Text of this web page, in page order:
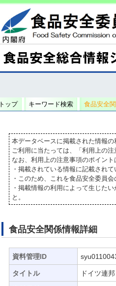
トップ キーワード検索 食品安全
本データベースに掲載された情報
ご利用に当たっては、「利用上の
なお、利用上の注意事項のポイント
・掲載されている情報に記載され
・このため、これを食品安全委員
・掲載情報の利用によって生じた
と。
食品安全関係情報詳細
資料管理ID
タイトル ドイツ連